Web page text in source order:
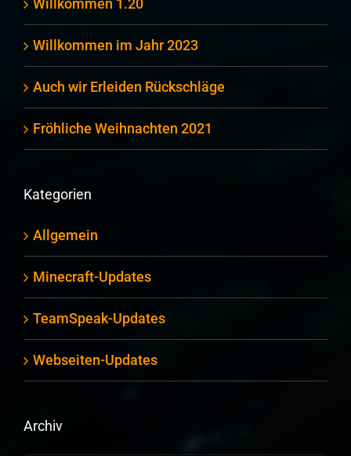
Willkommen 1.20
Willkommen im Jahr 2023
Auch wir Erleiden Rückschläge
Fröhliche Weihnachten 2021
Kategorien
Allgemein
Minecraft-Updates
TeamSpeak-Updates
Webseiten-Updates
Archiv